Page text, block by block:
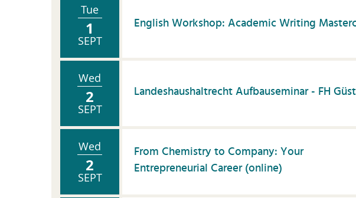
Vielfalt
Tue
1
SEPT
English Workshop: Academic Writing
Wed
2
SEPT
Landeshaushaltrecht Aufbauseminar - FH
Wed
2
SEPT
From Chemistry to Company: Your
Entrepreneurial Career (online)